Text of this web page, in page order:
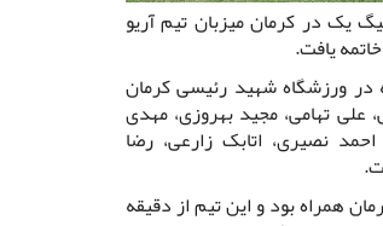
یک در کرمان میزبان تیم آریو
یافت.
در ورزشگاه شهید رئیسی کرمان
تهامی، مجید بهروزی، مهدی
نصیری، اتابک زارعی، رضا
همراه بود و این تیم از دقیقه